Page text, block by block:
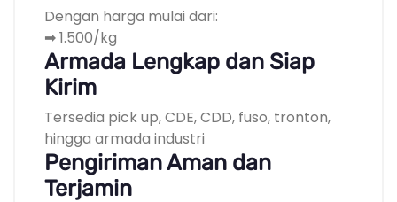
Dengan harga mulai dari:
➡ 1.500/kg
Armada Lengkap dan Siap
Kirim
Tersedia pick up, CDE, CDD, fuso, tronton,
hingga armada industri
Pengiriman Aman dan
Terjamin